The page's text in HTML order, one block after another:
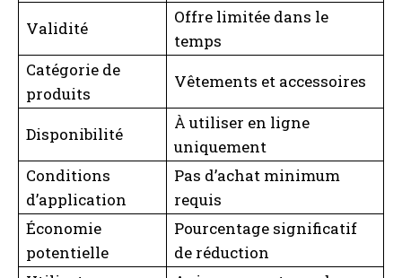
Validité
Offre limitée dans le
temps
Catégorie de
produits
Vêtements et accessoires
Disponibilité
À utiliser en ligne
uniquement
Conditions
d’application
Pas d’achat minimum
requis
Économie
potentielle
Pourcentage significatif
de réduction